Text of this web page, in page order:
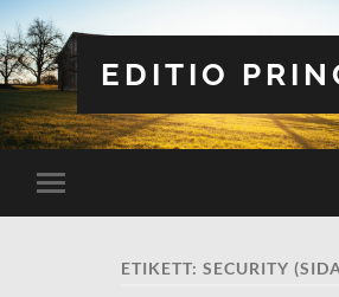
EDITIO
Slå
på/av
ETIKETT:SECURITY